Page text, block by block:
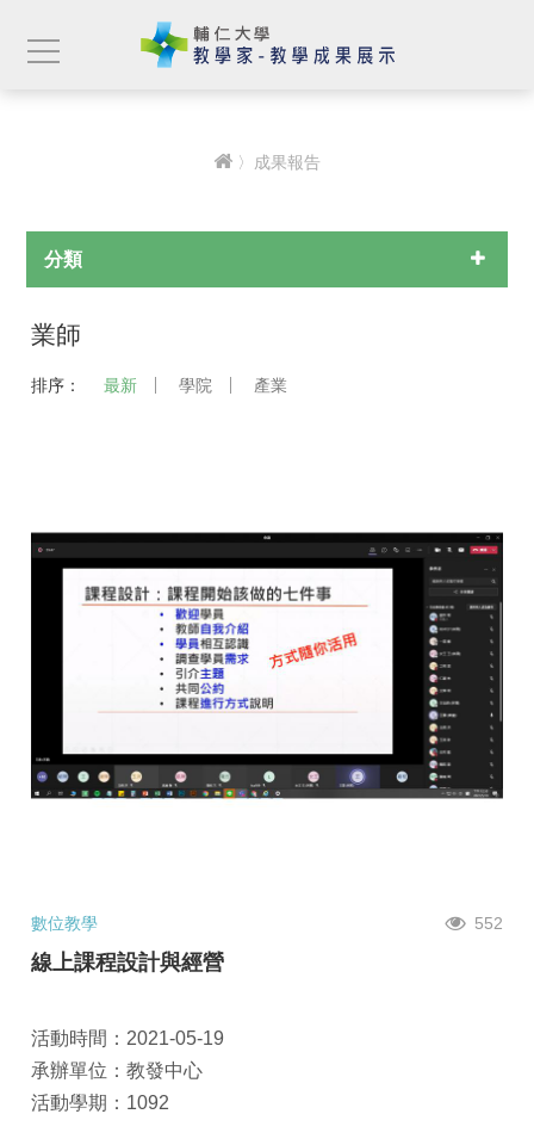
〉成果報告
分類
業師
排序： 最新 學院 產業
數位教學 552
線上課程設計與經營
活動時間：2021-05-19
承辦單位：教發中心
活動學期：1092